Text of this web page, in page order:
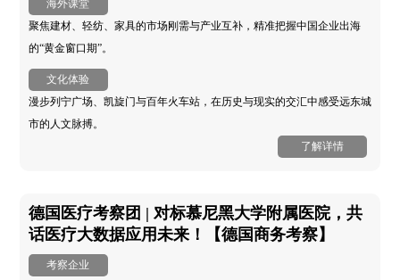
海外课堂
聚焦建材、轻纺、家具的市场刚需与产业互补，精准把握中国企业出海
的“黄金窗口期”。
文化体验
漫步列宁广场、凯旋门与百年火车站，在历史与现实的交汇中感受远东城
市的人文脉搏。
了解详情
德国医疗考察团 | 对标慕尼黑大学附属医院，共
话医疗大数据应用未来！【德国商务考察】
考察企业